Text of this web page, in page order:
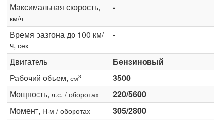
Максимальная скорость,
км/ч
-
Время разгона до 100 км/
ч, сек
-
Двигатель
Бензиновый
Рабочий объем, см3
3500
Мощность, л.с. / оборотах
220/5600
Момент, Н·м / оборотах 305/2800